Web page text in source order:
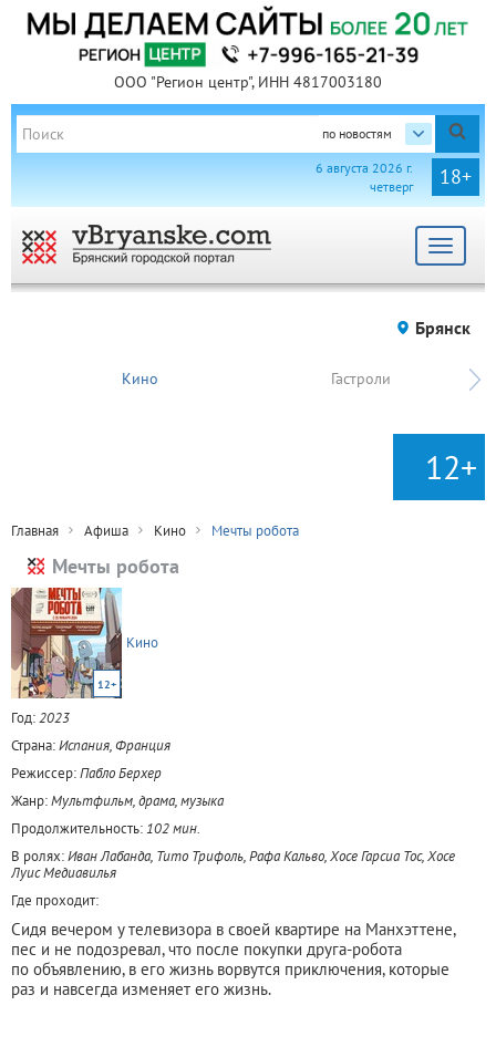
ООО "Регион центр", ИНН 4817003180
по новостям
18+
6 августа 2026 г.
четверг
Toggle
Брянск
Кино Гастроли
12+
Главная Афиша Кино Мечты робота
Мечты робота
12+
Кино
Год:2023
Страна:Испания, Франция
Режиссер:Пабло Берхер
Жанр:Мультфильм, драма, музыка
Продолжительность: 102 мин.
В ролях:Иван Лабанда, Тито Трифоль, Рафа Кальво, Хосе Гарсиа Тос, Хосе
Луис Медиавилья
Где проходит:
Сидя вечером у телевизора в своей квартире на Манхэттене,
пес и не подозревал, что после покупки друга-робота
по объявлению, в его жизнь ворвутся приключения, которые
раз и навсегда изменяет его жизнь.